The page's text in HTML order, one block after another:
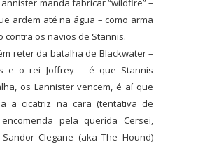
manda fabricar “wildfire” –
ardem até na água – como arma
contra os navios de Stannis.
reter da batalha de Blackwater –
e o rei Joffrey – é que Stannis
os Lannister vencem, é aí que
a cicatriz na cara (tentativa de
pela querida Cersei,
Clegane (aka The Hound)